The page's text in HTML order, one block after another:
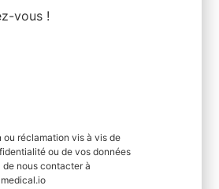
vous !
ou réclamation vis à vis de
ou de vos données
de nous contacter à